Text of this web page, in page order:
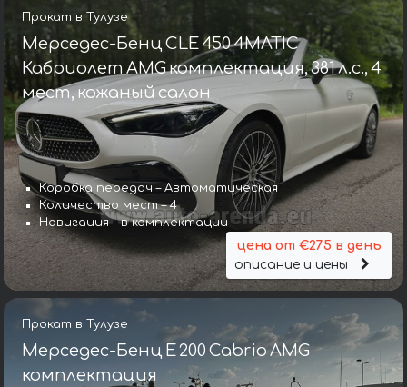
Прокат в Тулузе
Мерседес-Бенц CLE 450 4MATIC
Кабриолет AMG комплектация, 381 л.с., 4
мест, кожаный салон
Коробка передач – Автоматическая
Количество мест – 4
Навигация – в комплектации
цена от €275 в день
описание и цены
Прокат в Тулузе
Мерседес-Бенц E 200 Cabrio AMG
комплектация